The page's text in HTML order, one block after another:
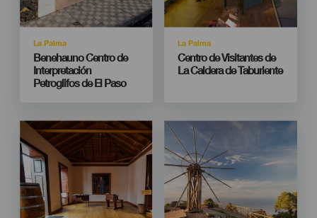
Isla
La Palma
Titular
Benehauno Centro de
Interpretación
Petroglifos de El Paso
Isla
La Palma
Titular
Centro de Visitantes de
La Caldera de Taburiente
Imagen
Listado
Imagen
Imagen
Listado
Imagen